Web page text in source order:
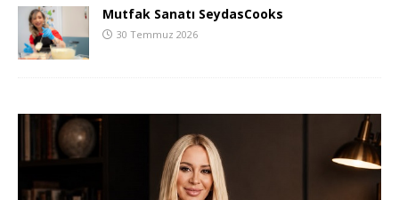
Mutfak Sanatı SeydasCooks
30 Temmuz 2026